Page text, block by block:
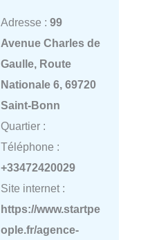
Adresse : 99
Avenue Charles de
Gaulle, Route
Nationale 6, 69720
Saint-Bonn
Quartier :
Téléphone :
+33472420029
Site internet :
https://www.startpe
ople.fr/agence-